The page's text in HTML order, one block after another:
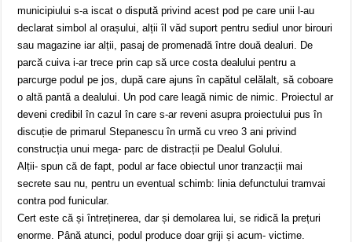
municipiului s-a iscat o dispută privind acest pod pe care unii l-au
declarat simbol al orașului, alții îl văd suport pentru sediul unor birouri
sau magazine iar alții, pasaj de promenadă între două dealuri. De
parcă cuiva i-ar trece prin cap să urce costa dealului pentru a
parcurge podul pe jos, după care ajuns în capătul celălalt, să coboare
o altă pantă a dealului. Un pod care leagă nimic de nimic. Proiectul ar
deveni credibil în cazul în care s-ar reveni asupra proiectului pus în
discuție de primarul Stepanescu în urmă cu vreo 3 ani privind
construcția unui mega- parc de distracții pe Dealul Golului.
Alții- spun că de fapt, podul ar face obiectul unor tranzacții mai
secrete sau nu, pentru un eventual schimb: linia defunctului tramvai
contra pod funicular.
Cert este că și întreținerea, dar și demolarea lui, se ridică la prețuri
enorme. Până atunci, podul produce doar griji și acum- victime.